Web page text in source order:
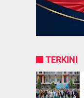
TERKINI